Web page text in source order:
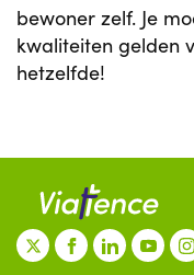
bewoner zelf. Je
kwaliteiten gelden
hetzelfde!